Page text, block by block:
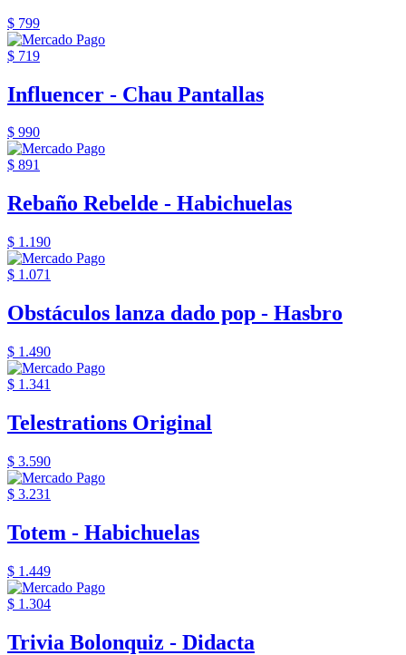
$ 799
$ 719
Influencer - Chau Pantallas
$ 990
$ 891
Rebaño Rebelde - Habichuelas
$ 1.190
$ 1.071
Obstáculos lanza dado pop - Hasbro
$ 1.490
$ 1.341
Telestrations Original
$ 3.590
$ 3.231
Totem - Habichuelas
$ 1.449
$ 1.304
Trivia Bolonquiz - Didacta